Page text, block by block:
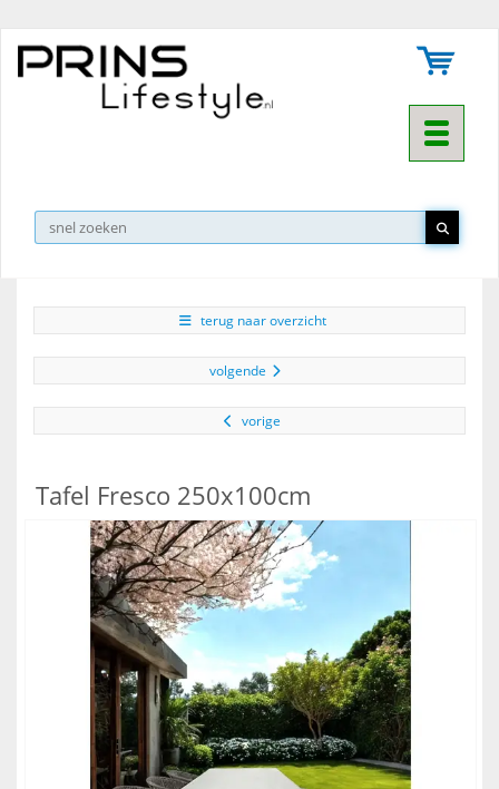
Toggle
▼
terug naar overzicht
volgende
vorige
Tafel Fresco 250x100cm